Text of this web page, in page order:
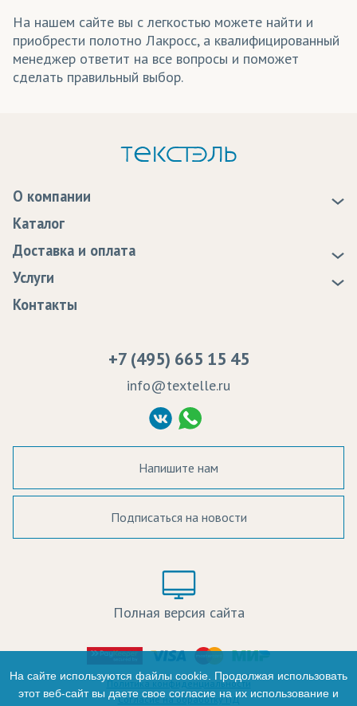
На нашем сайте вы с легкостью можете найти и
приобрести полотно Лакросс, а квалифицированный
менеджер ответит на все вопросы и поможет
сделать правильный выбор.
О компании
Статьи
Программа лояльности
Сертификаты качества
Судебные решения
Политика Конфиденциальности
Согласие на обработку ПД
Каталог
Доставка и оплата
Доставка
Оплата
Возврат
Услуги
Образцы
Контакты
+7 (495) 665 15 45
info@textelle.ru
Напишите нам
Подписаться на новости
Полная версия сайта
Политика конфиденциальности
Согласие на обработку ПД
-
На сайте используются файлы cookie. Продолжая использовать
этот веб-сайт вы даете свое согласие на их использование и